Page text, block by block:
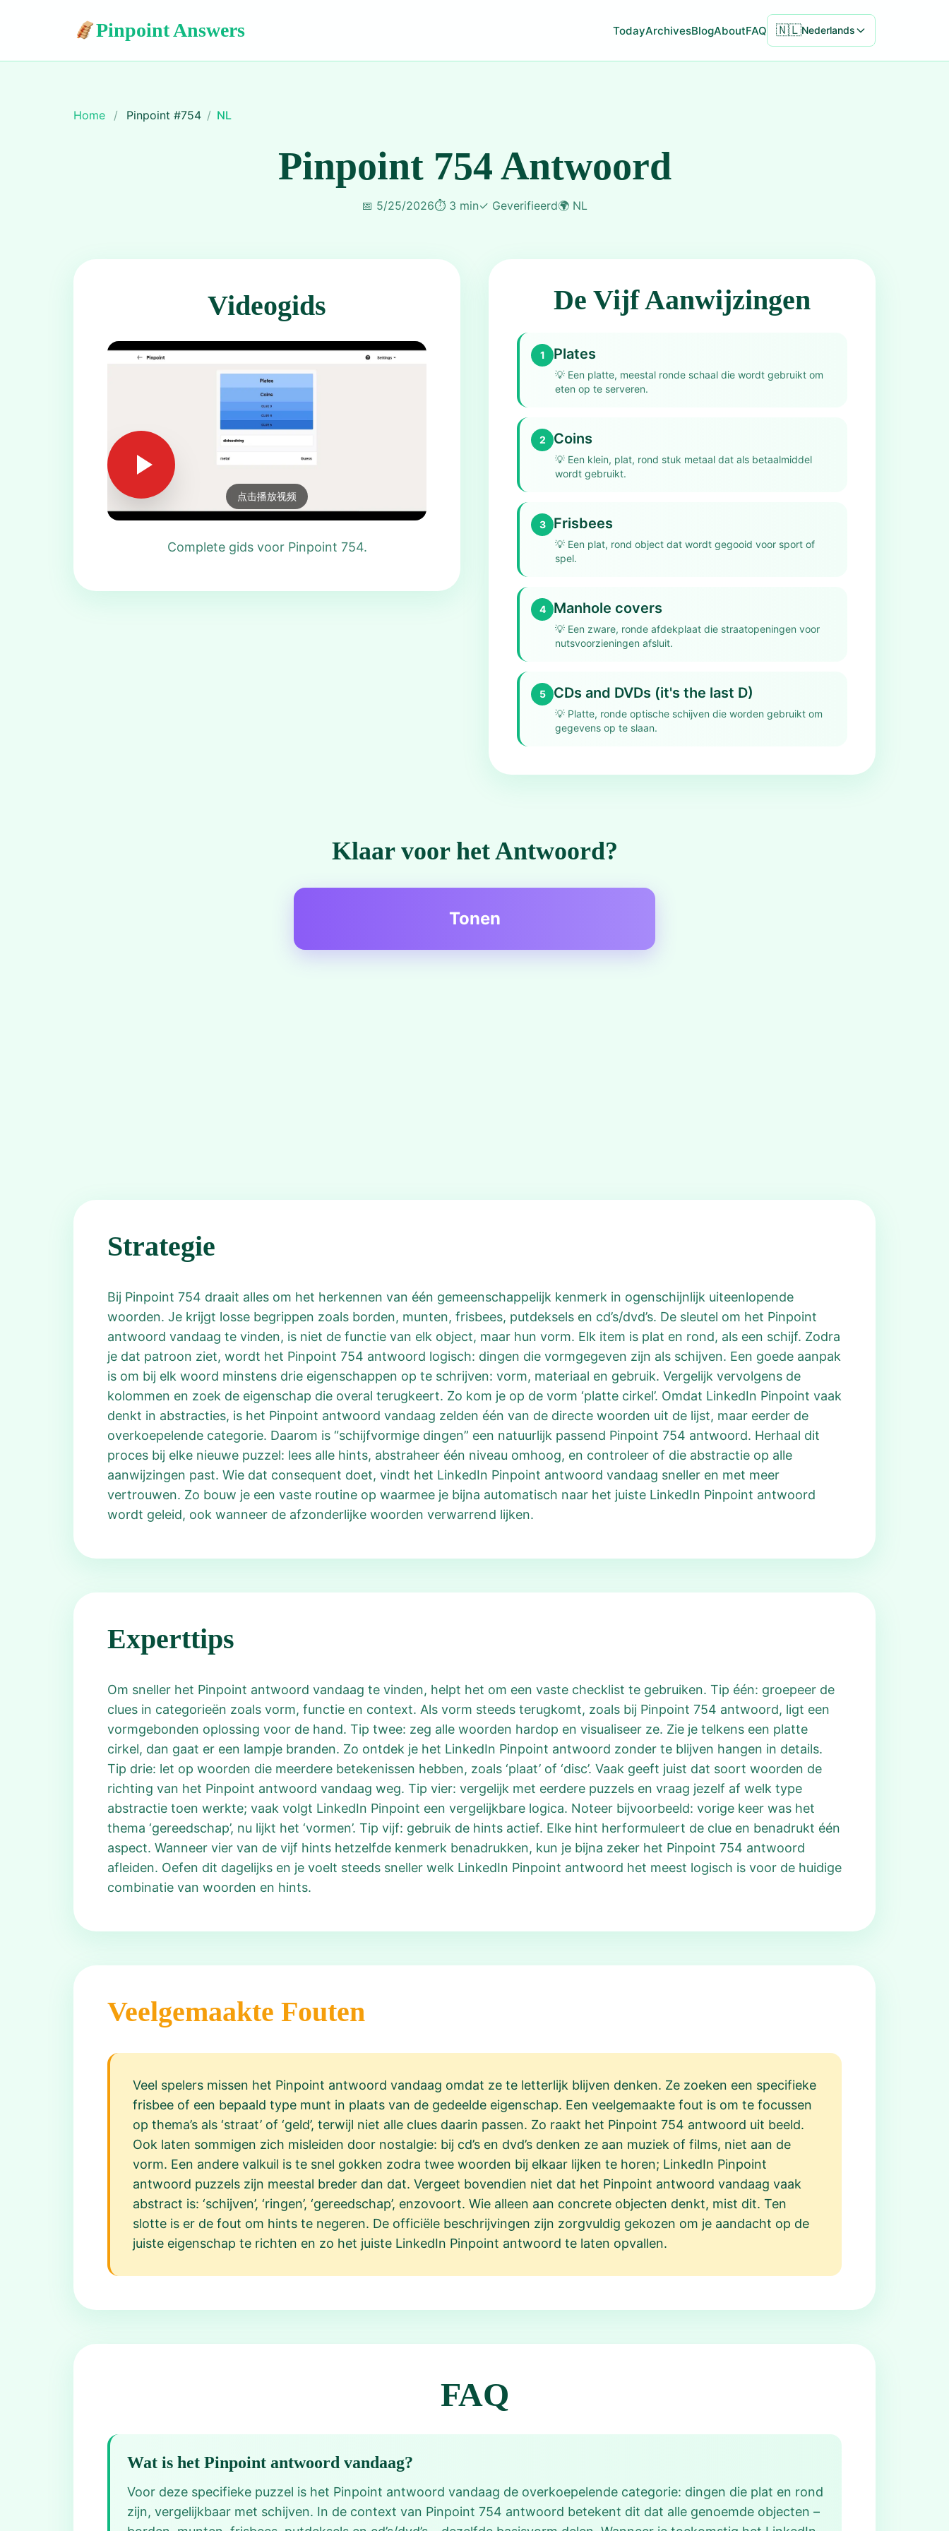
Pinpoint Answers TodayArchivesBlogAboutFAQ 🇳🇱Nederlands
Home / Pinpoint #754 / NL
Pinpoint 754 Antwoord
📅 5/25/2026⏱️ 3 min✓ Geverifieerd🌍 NL
Videogids
点击播放视频
Complete gids voor Pinpoint 754.
De Vijf Aanwijzingen
1 Plates
💡 Een platte, meestal ronde schaal die wordt gebruikt om
eten op te serveren.
2 Coins
💡 Een klein, plat, rond stuk metaal dat als betaalmiddel
wordt gebruikt.
3 Frisbees
💡 Een plat, rond object dat wordt gegooid voor sport of
spel.
4 Manhole covers
💡 Een zware, ronde afdekplaat die straatopeningen voor
nutsvoorzieningen afsluit.
5 CDs and DVDs (it's the last D)
💡 Platte, ronde optische schijven die worden gebruikt om
gegevens op te slaan.
Klaar voor het Antwoord?
Tonen
Strategie
Bij Pinpoint 754 draait alles om het herkennen van één gemeenschappelijk kenmerk in ogenschijnlijk uiteenlopende
woorden. Je krijgt losse begrippen zoals borden, munten, frisbees, putdeksels en cd’s/dvd’s. De sleutel om het Pinpoint
antwoord vandaag te vinden, is niet de functie van elk object, maar hun vorm. Elk item is plat en rond, als een schijf. Zodra
je dat patroon ziet, wordt het Pinpoint 754 antwoord logisch: dingen die vormgegeven zijn als schijven. Een goede aanpak
is om bij elk woord minstens drie eigenschappen op te schrijven: vorm, materiaal en gebruik. Vergelijk vervolgens de
kolommen en zoek de eigenschap die overal terugkeert. Zo kom je op de vorm ‘platte cirkel’. Omdat LinkedIn Pinpoint vaak
denkt in abstracties, is het Pinpoint antwoord vandaag zelden één van de directe woorden uit de lijst, maar eerder de
overkoepelende categorie. Daarom is “schijfvormige dingen” een natuurlijk passend Pinpoint 754 antwoord. Herhaal dit
proces bij elke nieuwe puzzel: lees alle hints, abstraheer één niveau omhoog, en controleer of die abstractie op alle
aanwijzingen past. Wie dat consequent doet, vindt het LinkedIn Pinpoint antwoord vandaag sneller en met meer
vertrouwen. Zo bouw je een vaste routine op waarmee je bijna automatisch naar het juiste LinkedIn Pinpoint antwoord
wordt geleid, ook wanneer de afzonderlijke woorden verwarrend lijken.
Experttips
Om sneller het Pinpoint antwoord vandaag te vinden, helpt het om een vaste checklist te gebruiken. Tip één: groepeer de
clues in categorieën zoals vorm, functie en context. Als vorm steeds terugkomt, zoals bij Pinpoint 754 antwoord, ligt een
vormgebonden oplossing voor de hand. Tip twee: zeg alle woorden hardop en visualiseer ze. Zie je telkens een platte
cirkel, dan gaat er een lampje branden. Zo ontdek je het LinkedIn Pinpoint antwoord zonder te blijven hangen in details.
Tip drie: let op woorden die meerdere betekenissen hebben, zoals ‘plaat’ of ‘disc’. Vaak geeft juist dat soort woorden de
richting van het Pinpoint antwoord vandaag weg. Tip vier: vergelijk met eerdere puzzels en vraag jezelf af welk type
abstractie toen werkte; vaak volgt LinkedIn Pinpoint een vergelijkbare logica. Noteer bijvoorbeeld: vorige keer was het
thema ‘gereedschap’, nu lijkt het ‘vormen’. Tip vijf: gebruik de hints actief. Elke hint herformuleert de clue en benadrukt één
aspect. Wanneer vier van de vijf hints hetzelfde kenmerk benadrukken, kun je bijna zeker het Pinpoint 754 antwoord
afleiden. Oefen dit dagelijks en je voelt steeds sneller welk LinkedIn Pinpoint antwoord het meest logisch is voor de huidige
combinatie van woorden en hints.
Veelgemaakte Fouten
Veel spelers missen het Pinpoint antwoord vandaag omdat ze te letterlijk blijven denken. Ze zoeken een specifieke
frisbee of een bepaald type munt in plaats van de gedeelde eigenschap. Een veelgemaakte fout is om te focussen
op thema’s als ‘straat’ of ‘geld’, terwijl niet alle clues daarin passen. Zo raakt het Pinpoint 754 antwoord uit beeld.
Ook laten sommigen zich misleiden door nostalgie: bij cd’s en dvd’s denken ze aan muziek of films, niet aan de
vorm. Een andere valkuil is te snel gokken zodra twee woorden bij elkaar lijken te horen; LinkedIn Pinpoint
antwoord puzzels zijn meestal breder dan dat. Vergeet bovendien niet dat het Pinpoint antwoord vandaag vaak
abstract is: ‘schijven’, ‘ringen’, ‘gereedschap’, enzovoort. Wie alleen aan concrete objecten denkt, mist dit. Ten
slotte is er de fout om hints te negeren. De officiële beschrijvingen zijn zorgvuldig gekozen om je aandacht op de
juiste eigenschap te richten en zo het juiste LinkedIn Pinpoint antwoord te laten opvallen.
FAQ
Wat is het Pinpoint antwoord vandaag?
Voor deze specifieke puzzel is het Pinpoint antwoord vandaag de overkoepelende categorie: dingen die plat en rond
zijn, vergelijkbaar met schijven. In de context van Pinpoint 754 antwoord betekent dit dat alle genoemde objecten –